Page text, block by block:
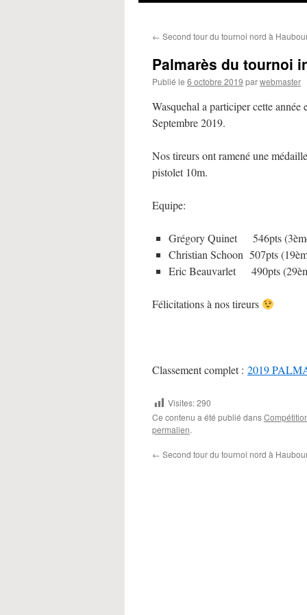
← Second tour du tournoi nord à
Palmarès du tournoi
Publié le 6 octobre 2019 parwebmaster
Wasquehal a participer cette
Septembre 2019.
Nos tireurs ont ramené une
pistolet 10m.
Equipe:
Grégory Quinet 546pts
Christian Schoon 507pts
Eric Beauvarlet 490pts
Félicitations à nos tireurs
Classement complet : 2019
Visites:290
Ce contenu a été publié dans
permalien.
← Second tour du tournoi nord à